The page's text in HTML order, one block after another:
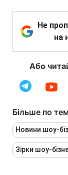
Не
на
Або
Більше по
Новини шоу-
Зірки шоу-